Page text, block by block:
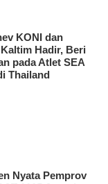
KONI dan
Hadir, Beri
pada Atlet SEA
Thailand
Nyata Pemprov